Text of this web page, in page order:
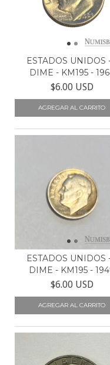
ESTADOS UNIDOS
DIME - KM195 -
$6.00 USD
ESTADOS UNIDOS
DIME - KM195 -
$6.00 USD